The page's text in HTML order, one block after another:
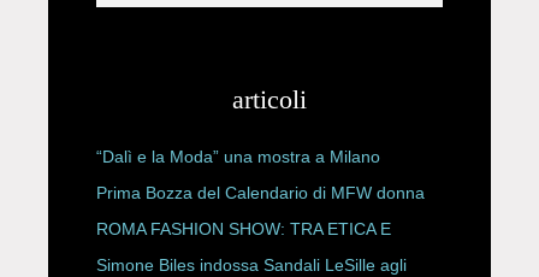
articoli
“Dalì e la Moda” una mostra a Milano
Prima Bozza del Calendario di MFW donna
P/E 2027
ROMA FASHION SHOW: TRA ETICA E
HAUTE COUTURE
Simone Biles indossa Sandali LeSille agli